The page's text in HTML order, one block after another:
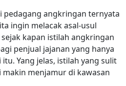
pedagang angkringan ternyata
ingin melacak asal-usul
kapan istilah angkringan
penjual jajanan yang hanya
Yang jelas, istilah yang sulit
menjamur di kawasan